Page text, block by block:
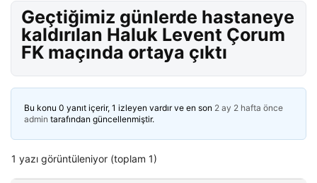
Geçtiğimiz günlerde hastaneye
kaldırılan Haluk Levent Çorum
FK maçında ortaya çıktı
Bu konu 0 yanıt içerir, 1 izleyen vardır ve en son 2 ay 2 hafta önce
admin tarafından güncellenmiştir.
1 yazı görüntüleniyor (toplam 1)